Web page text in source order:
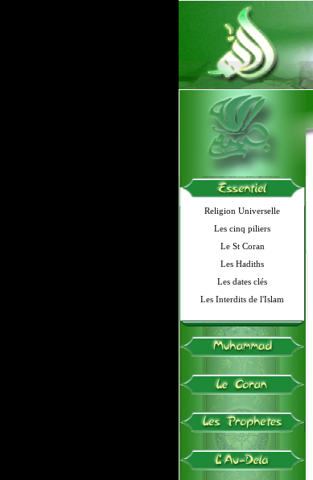
Religion Universelle
Les cinq piliers
Le St Coran
Les Hadiths
Les dates clés
Les Interdits de l'Islam